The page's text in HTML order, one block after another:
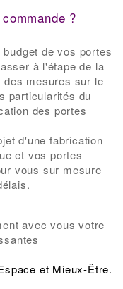
?
de vos portes
à l'étape de la
des mesures sur le
particularités du
des portes
d'une fabrication
et vos portes
vous sur mesure
avec vous votre
et Mieux-Être.